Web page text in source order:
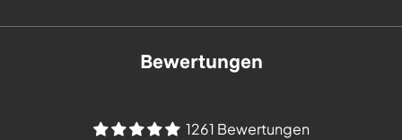
Bewertungen
1261 Bewertungen